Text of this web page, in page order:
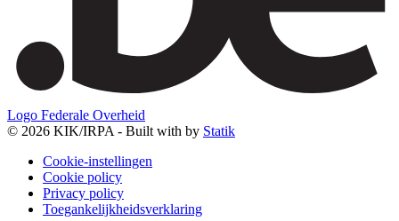
Logo Federale Overheid
© 2026 KIK/IRPA - Built with by Statik
Cookie-instellingen
Cookie policy
Privacy policy
Toegankelijkheidsverklaring